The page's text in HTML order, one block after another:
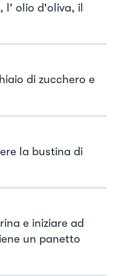
l' olio d'oliva, il
di zucchero e
la bustina di
e iniziare ad
un panetto